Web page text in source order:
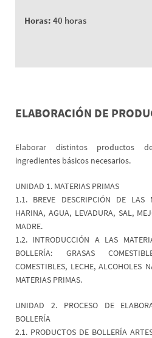
Horas: 40 horas
ELABORACIÓN DE
Elaborar distintos productos
ingredientes básicos necesarios.
UNIDAD 1. MATERIAS PRIMAS
1.1. BREVE DESCRIPCIÓN DE LAS
HARINA, AGUA, LEVADURA, SAL,
MADRE.
1.2. INTRODUCCIÓN A LAS
BOLLERÍA: GRASAS
COMESTIBLES, LECHE, ALCOHOLES
MATERIAS PRIMAS.
UNIDAD 2. PROCESO DE
BOLLERÍA
2.1. PRODUCTOS DE BOLLERÍA